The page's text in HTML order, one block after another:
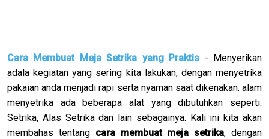
Cara Membuat Meja Setrika yang Praktis - Menyerikan
adala kegiatan yang sering kita lakukan, dengan menyetrika
pakaian anda menjadi rapi serta nyaman saat dikenakan. alam
menyetrika ada beberapa alat yang dibutuhkan seperti:
Setrika, Alas Setrika dan lain sebagainya. Kali ini kita akan
membahas tentang cara membuat meja setrika, dengan